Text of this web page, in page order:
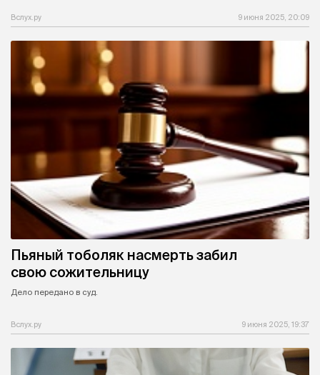
Вслух.ру 9 июня 2025, 20:09
Пьяный тоболяк насмерть забил
свою сожительницу
Дело передано в суд.
Вслух.ру 9 июня 2025, 19:37